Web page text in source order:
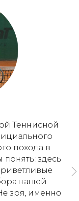
Теннисной
похода в
понять: здесь
нашей
зря, именно